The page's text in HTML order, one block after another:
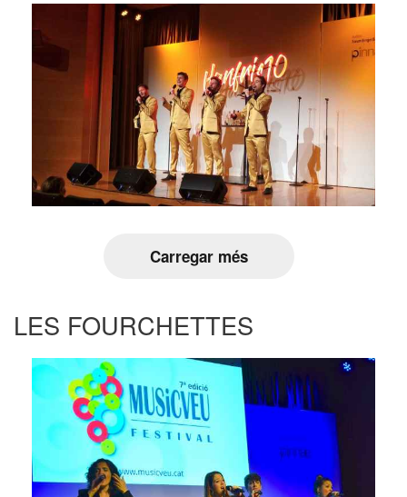
Carregar més
LES FOURCHETTES